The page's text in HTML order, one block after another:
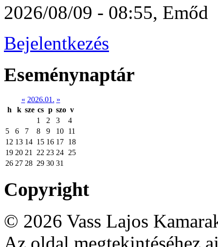
2026/08/09 - 08:55, Emőd
Bejelentkezés
Eseménynaptár
« 2026.01. »
h
k sze cs p szo v
1
2 3
4
5
6 7 8 9 10 11
12 13 14 15 16 17 18
19 20 21 22 23 24 25
26 27 28 29 30 31
Copyright
© 2026 Vass Lajos